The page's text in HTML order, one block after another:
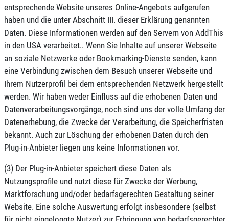
entsprechende Website unseres Online-Angebots aufgerufen
haben und die unter Abschnitt III. dieser Erklärung genannten
Daten. Diese Informationen werden auf den Servern von AddThis
in den USA verarbeitet.. Wenn Sie Inhalte auf unserer Webseite
an soziale Netzwerke oder Bookmarking-Dienste senden, kann
eine Verbindung zwischen dem Besuch unserer Webseite und
Ihrem Nutzerprofil bei dem entsprechenden Netzwerk hergestellt
werden. Wir haben weder Einfluss auf die erhobenen Daten und
Datenverarbeitungsvorgänge, noch sind uns der volle Umfang der
Datenerhebung, die Zwecke der Verarbeitung, die Speicherfristen
bekannt. Auch zur Löschung der erhobenen Daten durch den
Plug-in-Anbieter liegen uns keine Informationen vor.
(3) Der Plug-in-Anbieter speichert diese Daten als
Nutzungsprofile und nutzt diese für Zwecke der Werbung,
Marktforschung und/oder bedarfsgerechten Gestaltung seiner
Website. Eine solche Auswertung erfolgt insbesondere (selbst